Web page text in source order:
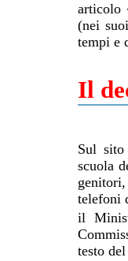
articolo
(nei
tempi e
Il
Sul
scuola
telefoni
il
testo